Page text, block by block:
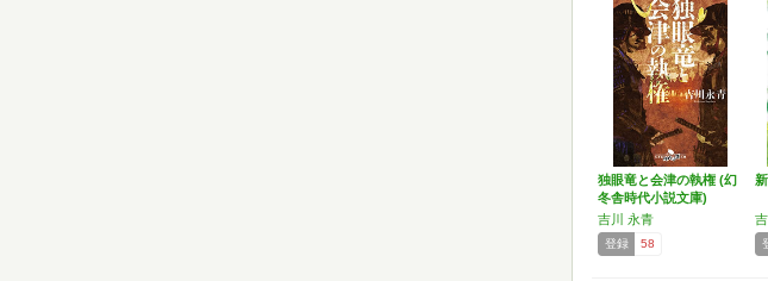
独眼竜と会津の執権 (幻
冬舎時代小説文庫)
吉川 永青
登録 58